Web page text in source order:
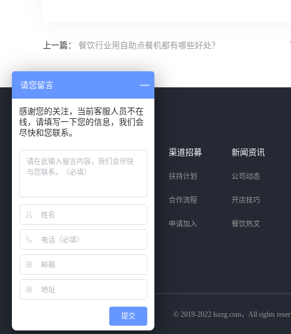
上一篇： 餐饮行业用自助点餐机都有哪些好处？
智能产品
收银系统
聚合支付
解决方案
小微商铺
渠道招募
扶持计划
合作流程
申请加入
新闻资讯
公司动态
开店技巧
餐饮热文
© 2019-2022 lszzg.com，All rights
请您留言
感谢您的关注，当前客服人员不在
线，请填写一下您的信息，我们会
尽快和您联系。
提交